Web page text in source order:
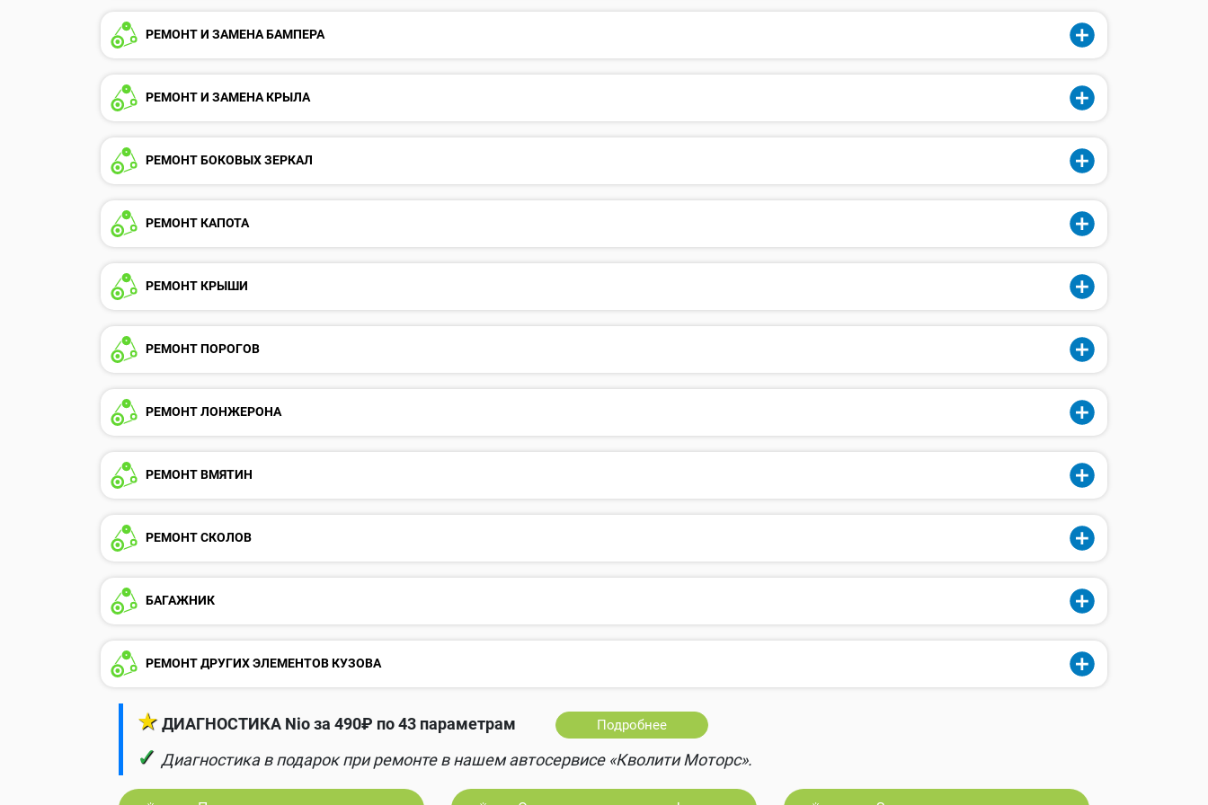
РЕМОНТ И ЗАМЕНА БАМПЕРА
РЕМОНТ И ЗАМЕНА КРЫЛА
РЕМОНТ БОКОВЫХ ЗЕРКАЛ
РЕМОНТ КАПОТА
РЕМОНТ КРЫШИ
РЕМОНТ ПОРОГОВ
РЕМОНТ ЛОНЖЕРОНА
РЕМОНТ ВМЯТИН
РЕМОНТ СКОЛОВ
БАГАЖНИК
РЕМОНТ ДРУГИХ ЭЛЕМЕНТОВ КУЗОВА
★ ДИАГНОСТИКА Nio за 490₽ по 43 параметрам Подробнее
✓ Диагностика в подарок при ремонте в нашем автосервисе «Кволити Моторс».